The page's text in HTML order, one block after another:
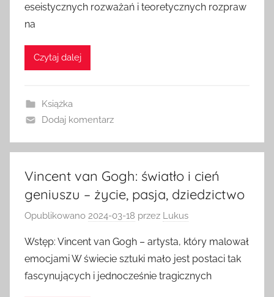
eseistycznych rozważań i teoretycznych rozpraw
na
Czytaj dalej
Książka
Dodaj komentarz
Vincent van Gogh: światło i cień
geniuszu – życie, pasja, dziedzictwo
Opublikowano 2024-03-18 przez Lukus
Wstęp: Vincent van Gogh – artysta, który malował
emocjami W świecie sztuki mało jest postaci tak
fascynujących i jednocześnie tragicznych